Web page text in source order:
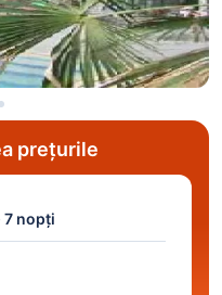
prețurile
7 nopți